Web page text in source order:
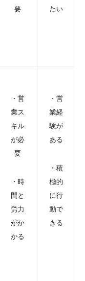
要
たい
・営
業ス
キル
が必
要
・時
間と
労力
がか
かる
・営
業経
験が
ある
・積
極的
に行
動で
きる